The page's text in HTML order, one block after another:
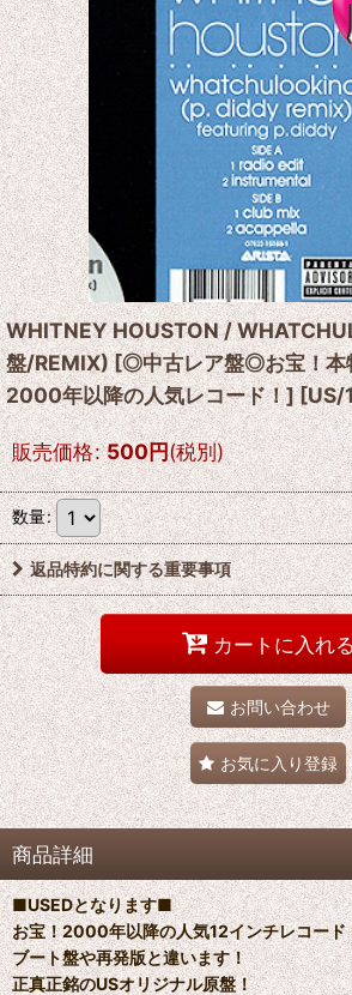
WHITNEY HOUSTON /
盤/REMIX) [◎中古レア盤◎お宝！本
2000年以降の人気レコード！][US/
販売価格: 500円(税別)
数量:
返品特約に関する重要事項
カートに入れる
お問い合わせ
お気に入り登録
商品詳細
■USEDとなります■
お宝！2000年以降の人気12インチレコード
ブート盤や再発版と違います！
正真正銘のUSオリジナル原盤！